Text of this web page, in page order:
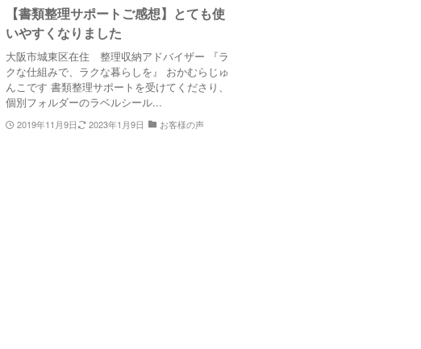
【書類整理サポートご感想】とても使
いやすくなりました
大阪市城東区在住 整理収納アドバイザー 『ラ
クな仕組みで、ラクな暮らしを』 おかむらじゅ
んこです 書類整理サポートを受けてくださり、
個別フォルダーのラベルシール...
2019年11月9日 2023年1月9日 お客様の声